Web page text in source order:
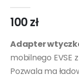
100zł
Adapter
mobilnego EVSE
Pozwala ma